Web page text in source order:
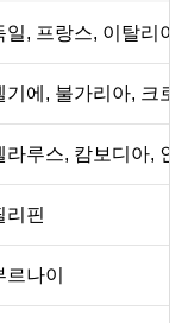
일, 프랑스, 이탈리아
기에, 불가리아, 크로
라루스, 캄보디아, 인
리핀
르나이